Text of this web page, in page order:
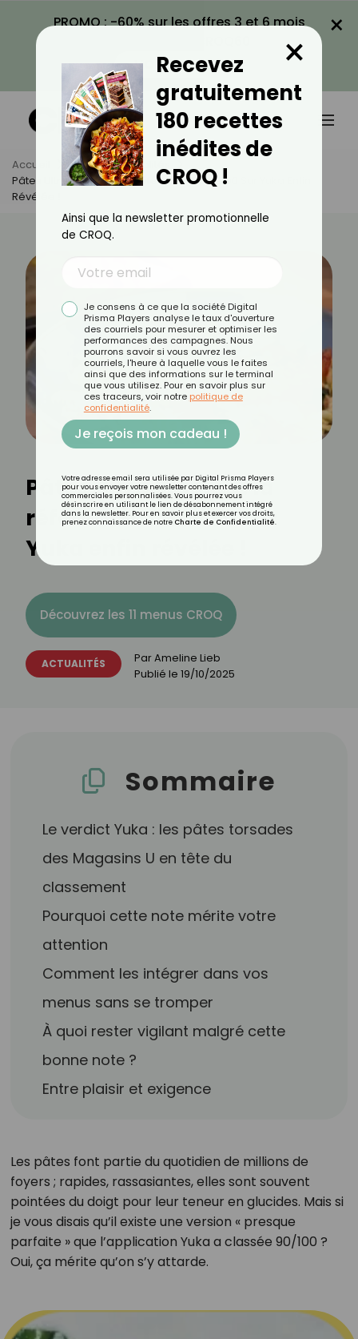
PROMO : -60% sur les offres 3 et 6 mois
VOIR LA PROMO
×
Accueil Actus
Actualités
Pâtes Ultra Légères : La Référence Notée 90 Sur Yuka Enfin
Révélée !
Pâtes ultra légères : la
référence notée 90 sur
Yuka enfin révélée !
Découvrez les 11 menus CROQ
ACTUALITÉS ParAmeline Lieb
Publié le 19/10/2025
Sommaire
Le verdict Yuka : les pâtes torsades
des Magasins U en tête du
classement
Pourquoi cette note mérite votre
attention
Comment les intégrer dans vos
menus sans se tromper
À quoi rester vigilant malgré cette
bonne note ?
Entre plaisir et exigence
Les pâtes font partie du quotidien de millions de
foyers ; rapides, rassasiantes, elles sont souvent
pointées du doigt pour leur teneur en glucides. Mais si
je vous disais qu’il existe une version « presque
parfaite » que l’application Yuka a classée 90/100 ?
Oui, ça mérite qu’on s’y attarde.
Recevez
gratuitement
180 recettes
inédites de
CROQ !
×
Ainsi que la newsletter promotionnelle
de CROQ.
Je consens à ce que la société Digital
Prisma Players analyse le taux d'ouverture
des courriels pour mesurer et optimiser les
performances des campagnes. Nous
pourrons savoir si vous ouvrez les
courriels, l'heure à laquelle vous le faites
ainsi que des informations sur le terminal
que vous utilisez. Pour en savoir plus sur
ces traceurs, voir notre politique de
confidentialité.
Je reçois mon cadeau !
Votre adresse email sera utilisée par Digital Prisma Players
pour vous envoyer votre newsletter contenant des offres
commerciales personnalisées. Vous pourrez vous
désinscrire en utilisant le lien de désabonnement intégré
dans la newsletter. Pour en savoir plus et exercer vos droits,
prenez connaissance de notre Charte de Confidentialité.